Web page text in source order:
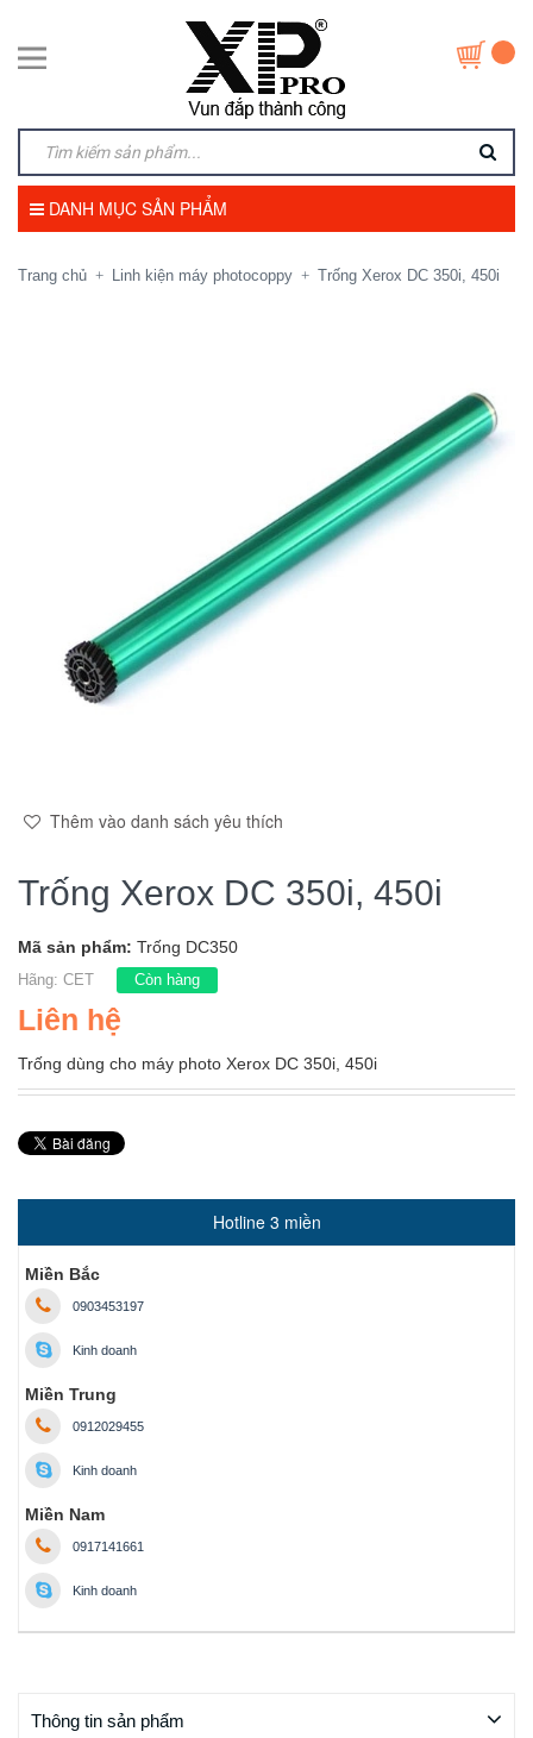
DANH MỤC SẢN PHẨM
Trang chủ + Linh kiện máy photocoppy + Trống Xerox DC 350i, 450i
Thêm vào danh sách yêu thích
Trống Xerox DC 350i, 450i
Mã sản phẩm: Trống DC350
Hãng: CET Còn hàng
Liên hệ
Trống dùng cho máy photo Xerox DC 350i, 450i
Hotline 3 miền
Miền Bắc
0903453197
Kinh doanh
Miền Trung
0912029455
Kinh doanh
Miền Nam
0917141661
Kinh doanh
Thông tin sản phẩm